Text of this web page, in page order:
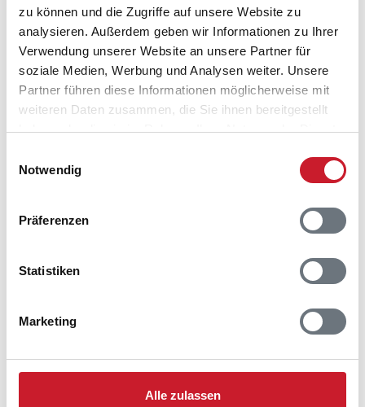
zu können und die Zugriffe auf unsere Website zu
analysieren. Außerdem geben wir Informationen zu Ihrer
Verwendung unserer Website an unsere Partner für
soziale Medien, Werbung und Analysen weiter. Unsere
Partner führen diese Informationen möglicherweise mit
weiteren Daten zusammen, die Sie ihnen bereitgestellt
haben oder die sie im Rahmen Ihrer Nutzung der Dienste
Notwendig
Präferenzen
Statistiken
Marketing
Alle zulassen